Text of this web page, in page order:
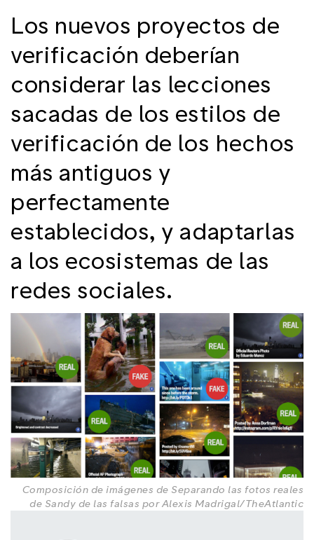
Los nuevos proyectos de
verificación deberían
considerar las lecciones
sacadas de los estilos de
verificación de los hechos
más antiguos y
perfectamente
establecidos, y adaptarlas
a los ecosistemas de las
redes sociales.
Composición de imágenes de Separando las fotos reales
de Sandy de las falsas por Alexis Madrigal/TheAtlantic